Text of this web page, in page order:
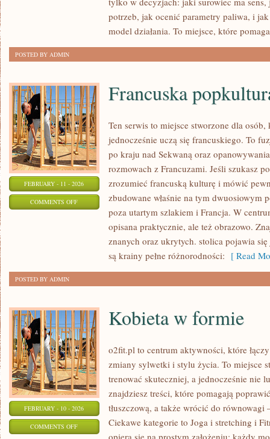
SŁONECZNA
potrzeb, jak ocenić parametry paliwa, i
model działania. To miejsce, które
POSTED BY ADMIN
FEBRUARY - 11 - 2026
COMMENTS OFFON
FRANCUSKA
POPKULTURA
Francuska
Ten serwis to miejsce stworzone dla
jednocześnie uczą się francuskiego. To
po kraju nad Sekwaną oraz
rozmowach z Francuzami. Jeśli szukasz
zrozumieć francuską kulturę i mówić
zbudowane właśnie na tym dwuosiowym
poza utartym szlakiem i Francja. W
opisana praktycznie, ale też obrazowo.
znanych oraz ukrytych. stolica pojawia
są krainy pełne różnorodności: [ Read
POSTED BY ADMIN
FEBRUARY - 10 - 2026
COMMENTS OFFON
Kobieta w formie
o2fit.pl to centrum aktywności, które
zmiany sylwetki i stylu życia. To miejsce
trenować skuteczniej, a jednocześnie nie
znajdziesz treści, które pomagają
tłuszczową, a także wrócić do
Ciekawe kategorie to Joga i stretching i
opiera się na prostym założeniu: każdy